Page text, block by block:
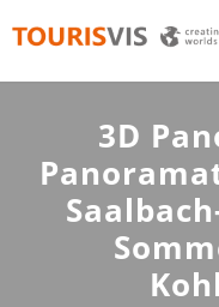
3D Panoramakarten aus
3D